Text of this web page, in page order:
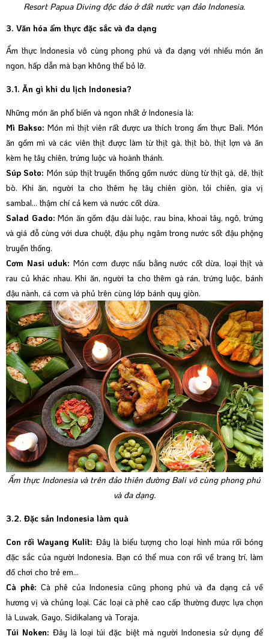
Resort Papua Diving độc đáo ở đất nước vạn đảo Indonesia.
3. Văn hóa ẩm thực đặc sắc và đa dạng
Ẩm thực Indonesia vô cùng phong phú và đa dạng với nhiều món ăn
ngon, hấp dẫn mà bạn không thể bỏ lỡ.
3.1. Ăn gì khi du lịch Indonesia?
Những món ăn phổ biến và ngon nhất ở Indonesia là:
Mì Bakso: Món mì thịt viên rất được ưa thích trong ẩm thực Bali. Món
ăn gồm mì và các viên thịt được làm từ thịt gà, thịt bò, thịt lợn và ăn
kèm hẹ tây chiên, trứng luộc và hoành thánh.
Súp Soto: Món súp thịt truyền thống gồm nước dùng từ thịt gà, dê, thịt
bò. Khi ăn, người ta cho thêm hẹ tây chiên giòn, tỏi chiên, gia vị
sambal… thậm chí cả kem và nước cốt dừa.
Salad Gado:Món ăn gồm đậu dài luộc, rau bina, khoai tây, ngô, trứng
và giá đỗ cùng với dưa chuột, đậu phụ ngâm trong nước sốt đậu phộng
truyền thống.
Cơm Nasi uduk: Món cơm được nấu bằng nước cốt dừa, loại thịt và
rau củ khác nhau. Khi ăn, người ta cho thêm gà rán, trứng luộc, bánh
đậu nành, cá cơm và phủ trên cùng lớp bánh quy giòn.
Ẩm thực Indonesia và trên đảo thiên đường Bali vô cùng phong phú
và đa dạng.
3.2. Đặc sản Indonesia làm quà
Con rối Wayang Kulit: Đây là biểu tượng cho loại hình múa rối bóng
đặc sắc của người Indonesia. Bạn có thể mua con rối về trang trí, làm
đồ chơi cho trẻ em…
Cà phê: Cà phê của Indonesia cũng phong phú và đa dạng cả về
hương vị và chủng loại. Các loại cà phê cao cấp thường được lựa chọn
là Luwak, Gayo, Sidikalang và Toraja.
Túi Noken: Đây là loại túi đặc biệt mà người Indonesia sử dụng để